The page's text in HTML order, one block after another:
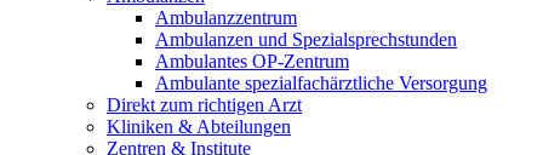
Ambulanzzentrum
Ambulanzen und Spezialsprechstunden
Ambulantes OP-Zentrum
Ambulante spezialfachärztliche Versorgung
Direkt zum richtigen Arzt
Kliniken & Abteilungen
Zentren & Institute